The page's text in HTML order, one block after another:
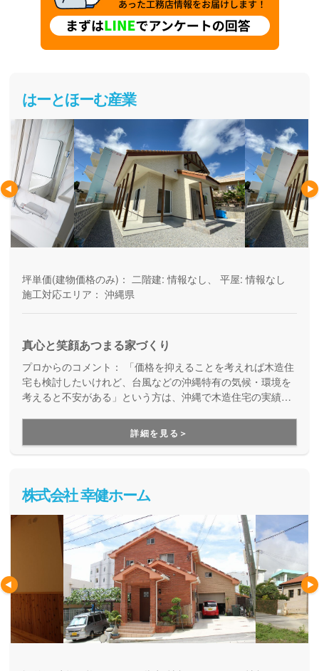
はーとほーむ産業
坪単価(建物価格のみ)： 二階建: 情報なし、 平屋: 情報なし
施工対応エリア： 沖縄県
真心と笑顔あつまる家づくり
プロからのコメント：
「価格を抑えることを考えれば木造住
宅も検討したいけれど、台風などの沖縄特有の気候・環境を
考えると不安がある」という方は、沖縄で木造住宅の実績を
来、「在来工法」と呼ばれるのは木造住宅が基本でありなが
ら、鉄筋コンクリート造が在来工法と呼ばれている沖縄。木
造住宅の良さを広めたいという思いで、沖縄の気候にも適応
詳細を見る＞
株式会社 幸健ホーム